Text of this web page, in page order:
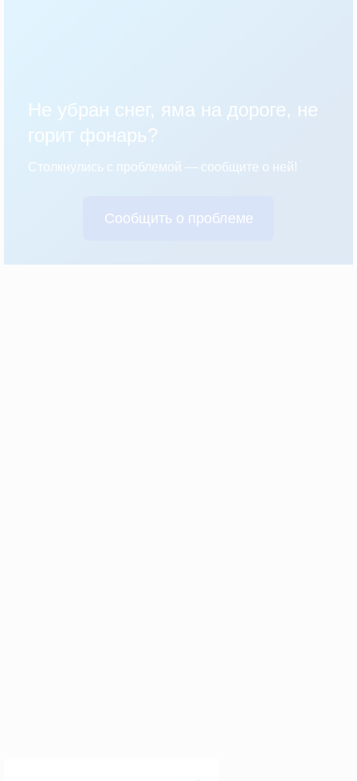
Не убран снег, яма на дороге, не
горит фонарь?
Столкнулись с проблемой — сообщите о ней!
Сообщить о проблеме